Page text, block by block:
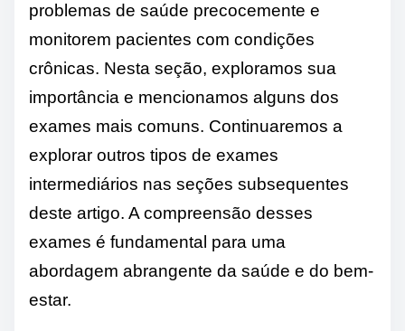
problemas de saúde precocemente e
monitorem pacientes com condições
crônicas. Nesta seção, exploramos sua
importância e mencionamos alguns dos
exames mais comuns. Continuaremos a
explorar outros tipos de exames
intermediários nas seções subsequentes
deste artigo. A compreensão desses
exames é fundamental para uma
abordagem abrangente da saúde e do bem-
estar.